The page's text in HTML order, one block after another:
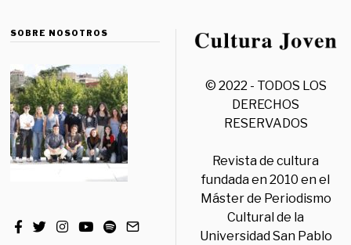
SOBRE NOSOTROS
© 2022 - TODOS LOS
DERECHOS
RESERVADOS
Revista de cultura
fundada en 2010 en el
Máster de Periodismo
Cultural de la
Universidad San Pablo